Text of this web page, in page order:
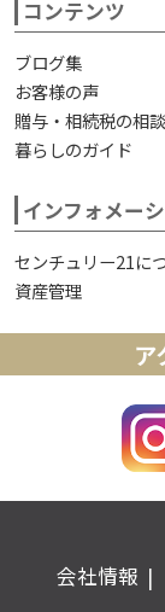
コンテンツ
ブログ集
お客様の声
贈与・相続税の相談
暮らしのガイド
インフォメー
センチュリー21に
資産管理
ア
会社情報